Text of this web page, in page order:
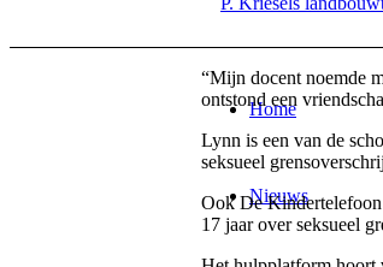
Home
Nieuws
“Mijn docent noemde
ontstond een
Lynn is een van de
seksueel
Ook De
17 jaar over seksueel